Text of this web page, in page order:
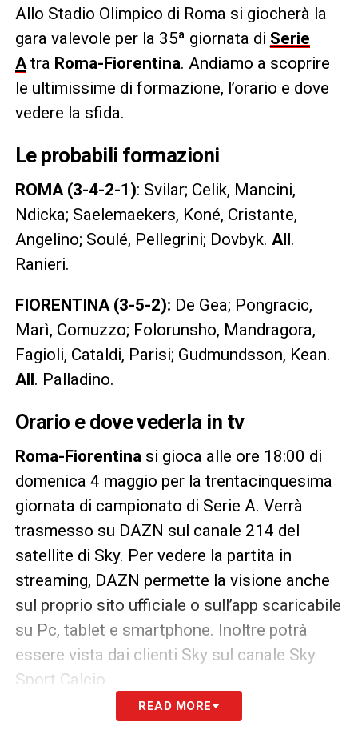
Allo Stadio Olimpico di Roma si giocherà la
gara valevole per la 35ª giornata di Serie
Atra Roma-Fiorentina. Andiamo a scoprire
le ultimissime di formazione, l’orario e dove
vedere la sfida.
Le probabili formazioni
ROMA (3-4-2-1): Svilar; Celik, Mancini,
Ndicka; Saelemaekers, Koné, Cristante,
Angelino; Soulé, Pellegrini; Dovbyk. All.
Ranieri.
FIORENTINA (3-5-2): De Gea; Pongracic,
Marì, Comuzzo; Folorunsho, Mandragora,
Fagioli, Cataldi, Parisi; Gudmundsson, Kean.
All. Palladino.
Orario e dove vederla in tv
Roma-Fiorentina si gioca alle ore 18:00 di
domenica 4 maggio per la trentacinquesima
giornata di campionato di Serie A. Verrà
trasmesso su DAZN sul canale 214 del
satellite di Sky. Per vedere la partita in
streaming, DAZN permette la visione anche
sul proprio sito ufficiale o sull’app scaricabile
su Pc, tablet e smartphone. Inoltre potrà
essere vista dai clienti Sky sul canale Sky
Sport Calcio.
READ MORE